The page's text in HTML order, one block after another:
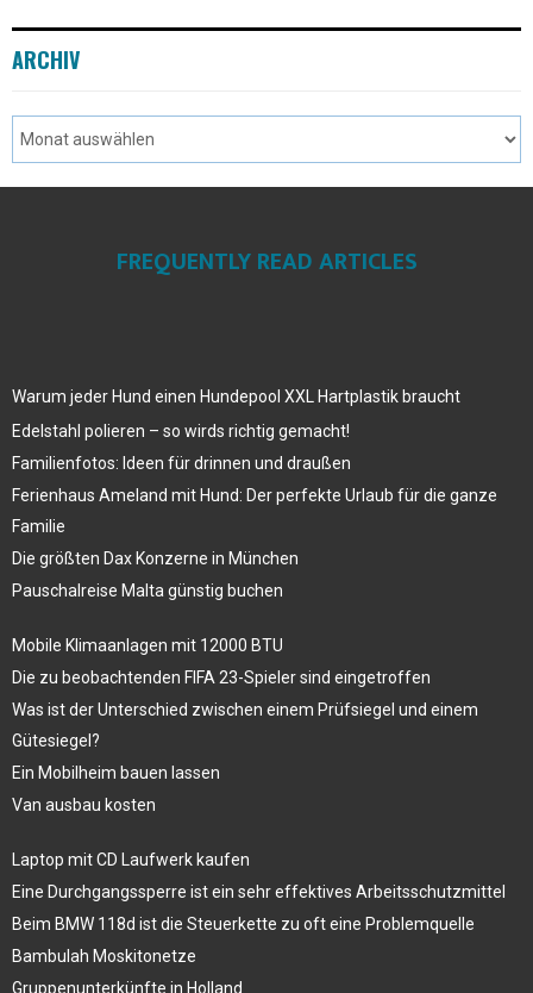
ARCHIV
FREQUENTLY READ ARTICLES
Warum jeder Hund einen Hundepool XXL Hartplastik braucht
Edelstahl polieren – so wirds richtig gemacht!
Familienfotos: Ideen für drinnen und draußen
Ferienhaus Ameland mit Hund: Der perfekte Urlaub für die ganze
Familie
Die größten Dax Konzerne in München
Pauschalreise Malta günstig buchen
Mobile Klimaanlagen mit 12000 BTU
Die zu beobachtenden FIFA 23-Spieler sind eingetroffen
Was ist der Unterschied zwischen einem Prüfsiegel und einem
Gütesiegel?
Ein Mobilheim bauen lassen
Van ausbau kosten
Laptop mit CD Laufwerk kaufen
Eine Durchgangssperre ist ein sehr effektives Arbeitsschutzmittel
Beim BMW 118d ist die Steuerkette zu oft eine Problemquelle
Bambulah Moskitonetze
Gruppenunterkünfte in Holland